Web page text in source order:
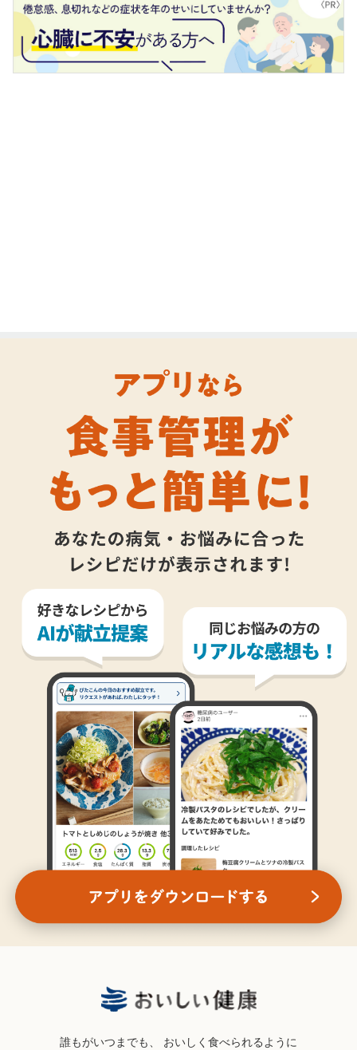
誰もがいつまでも、 おいしく食べられるように